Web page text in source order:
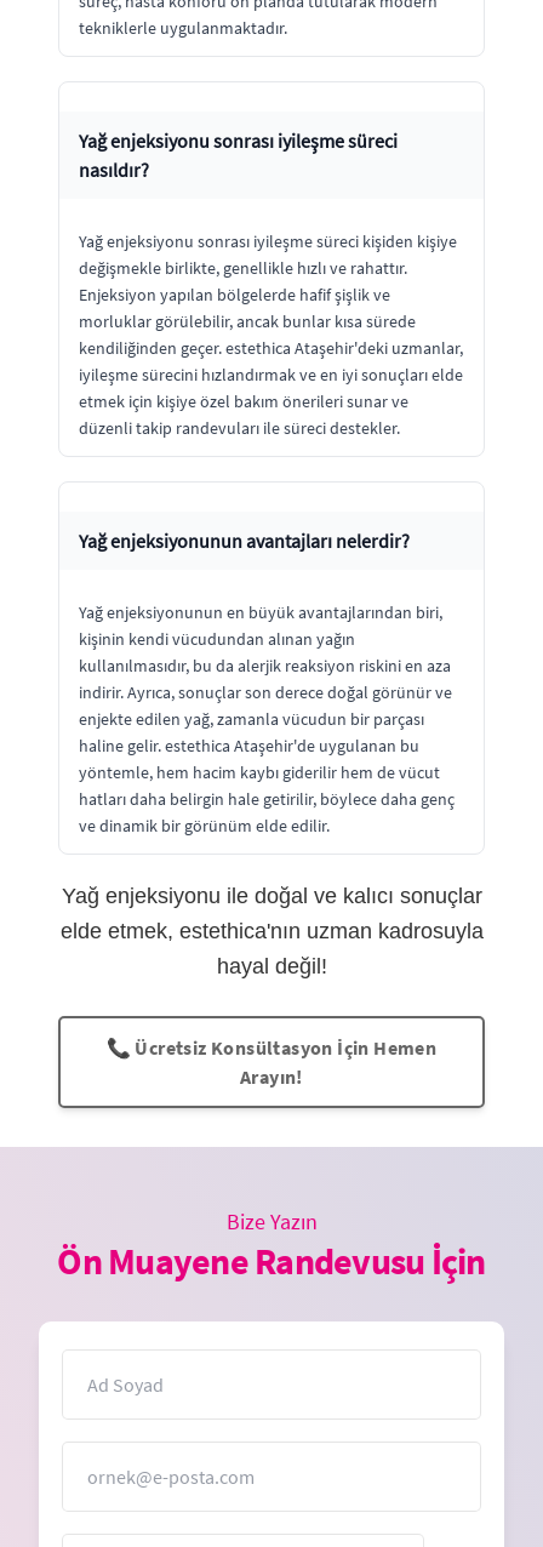
tekniklerle uygulanmaktadır.
Yağ enjeksiyonu sonrası iyileşme süreci
nasıldır?
Yağ enjeksiyonu sonrası iyileşme süreci kişiden kişiye
değişmekle birlikte, genellikle hızlı ve rahattır.
Enjeksiyon yapılan bölgelerde hafif şişlik ve
morluklar görülebilir, ancak bunlar kısa sürede
kendiliğinden geçer. estethica Ataşehir'deki uzmanlar,
iyileşme sürecini hızlandırmak ve en iyi sonuçları elde
etmek için kişiye özel bakım önerileri sunar ve
düzenli takip randevuları ile süreci destekler.
Yağ enjeksiyonunun avantajları nelerdir?
Yağ enjeksiyonunun en büyük avantajlarından biri,
kişinin kendi vücudundan alınan yağın
kullanılmasıdır, bu da alerjik reaksiyon riskini en aza
indirir. Ayrıca, sonuçlar son derece doğal görünür ve
enjekte edilen yağ, zamanla vücudun bir parçası
haline gelir. estethica Ataşehir'de uygulanan bu
yöntemle, hem hacim kaybı giderilir hem de vücut
hatları daha belirgin hale getirilir, böylece daha genç
ve dinamik bir görünüm elde edilir.
Yağ enjeksiyonu ile doğal ve kalıcı sonuçlar
elde etmek, estethica'nın uzman kadrosuyla
hayal değil!
📞 Ücretsiz Konsültasyon İçin Hemen
Arayın!
Bize Yazın
Ön Muayene Randevusu İçin